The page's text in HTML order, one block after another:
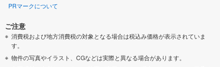
PRマークについて
ご注意
消費税および地方消費税の対象となる場合は税込み価格が表示されていま
す。
物件の写真やイラスト、CGなどは実際と異なる場合があります。